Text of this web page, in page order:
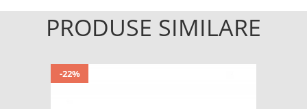
PRODUSE SIMILARE
-22%